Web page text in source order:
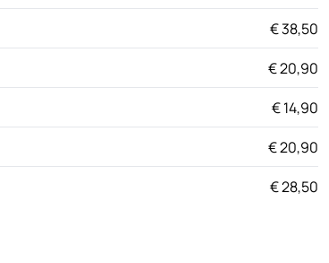
€ 38,50
€ 20,90
€ 14,90
€ 20,90
€ 28,50